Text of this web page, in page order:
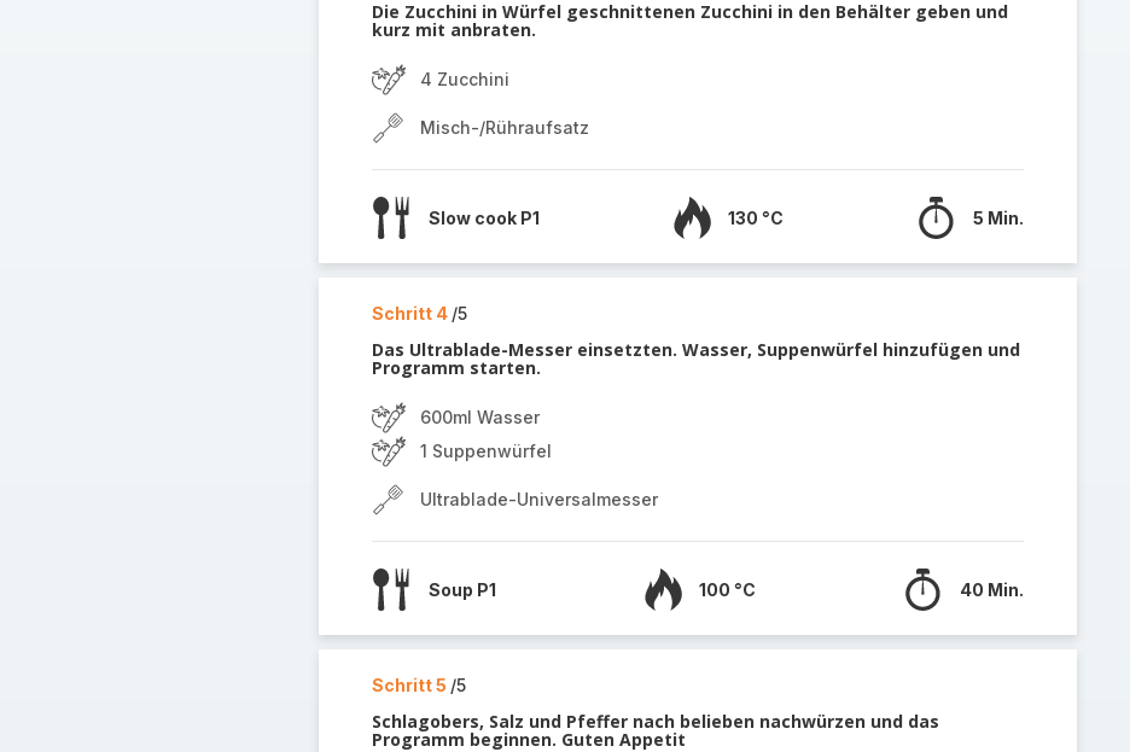
Die Zucchini in Würfel geschnittenen Zucchini in den Behälter geben und
kurz mit anbraten.
4 Zucchini
Misch-/Rühraufsatz
Slow cook P1 130 °C 5 Min.
Schritt 4 /5
Das Ultrablade-Messer einsetzten. Wasser, Suppenwürfel hinzufügen und
Programm starten.
600ml Wasser
1 Suppenwürfel
Ultrablade-Universalmesser
Soup P1 100 °C 40 Min.
Schritt 5 /5
Schlagobers, Salz und Pfeffer nach belieben nachwürzen und das
Programm beginnen. Guten Appetit